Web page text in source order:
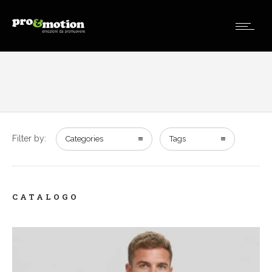
Filter by: Categories Tags
CATALOGO